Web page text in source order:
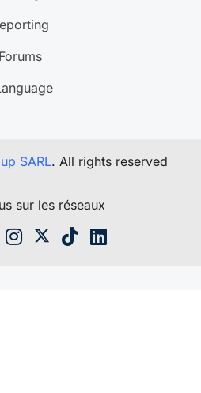
Forums
SARL. All rights reserved
sur les réseaux